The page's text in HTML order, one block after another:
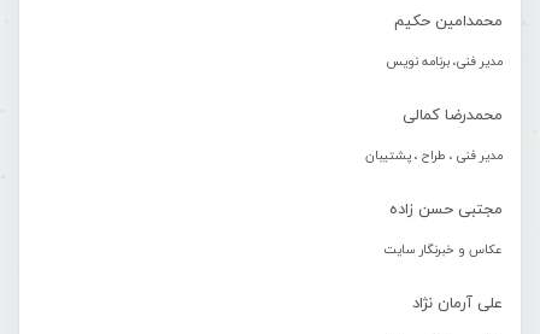
محمدامین حکیم
مدیر فنی، برنامه نویس
محمدرضا کمالی
مدیر فنی ، طراح ، پشتیبان
مجتبی حسن زاده
عکاس و خبرنگار سایت
علی آرمان نژاد